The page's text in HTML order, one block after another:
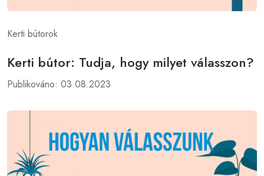
Kerti bútorok
Kerti bútor: Tudja, hogy milyet válasszon?
Publikováno: 03.08.2023